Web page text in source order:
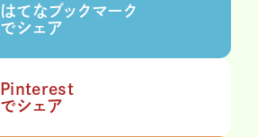
はてなブックマーク
でシェア
Pinterest
でシェア